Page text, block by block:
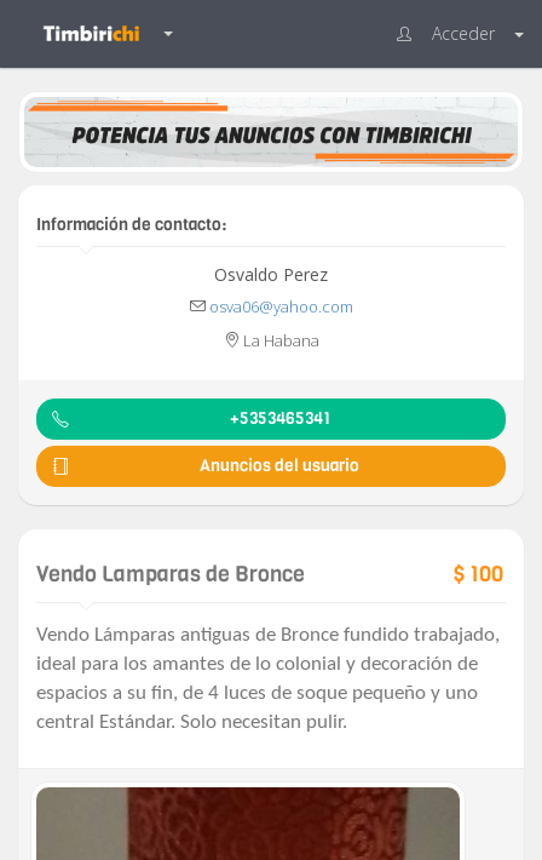
Acceder
Información de contacto:
Osvaldo Perez
osva06@yahoo.com
La Habana
+5353465341
Anuncios del usuario
Vendo Lamparas de Bronce $ 100
Vendo Lámparas antiguas de Bronce fundido trabajado,
ideal para los amantes de lo colonial y decoración de
espacios a su fin, de 4 luces de soque pequeño y uno
central Estándar. Solo necesitan pulir.